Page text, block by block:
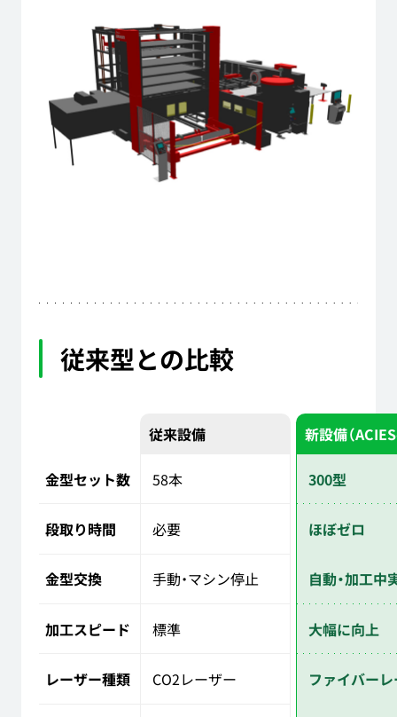
従来型との比較
従来設備 新設備（
金型セット数 58本 300型
段取り時間 必要 ほぼゼロ
金型交換 手動・マシン停止 自動・加工中
加工スピード 標準 大幅に向上
レーザー種類 CO2レーザー ファイバー